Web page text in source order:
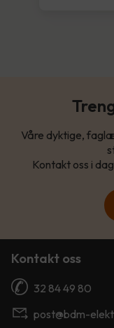
Våre dyktige,
Kontakt oss i
Kontakt oss
32 84 49 80
post@bdm-